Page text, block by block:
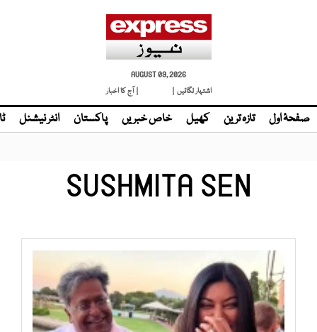
AUGUST 09, 2026
اشتہار لگائیں |
| آج کا اخبار
صفحۂ اول تازہ ترین کھیل خاص خبریں پاکستان انٹر نیشنل
SUSHMITA SEN